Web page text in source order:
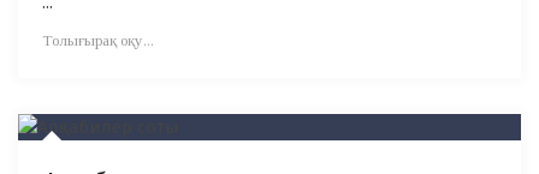
Толығырақ оқу...